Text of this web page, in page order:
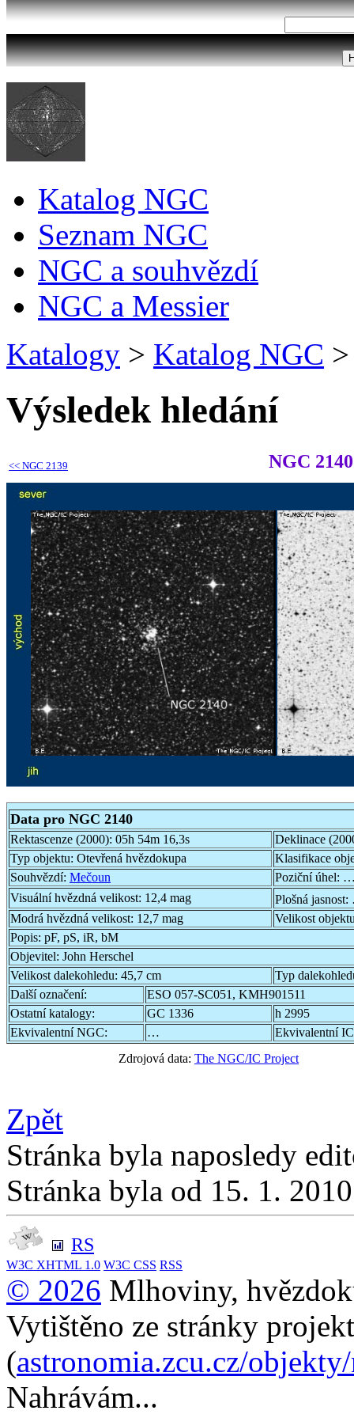
Katalog NGC
Seznam NGC
NGC a souhvězdí
NGC a Messier
Katalogy > Katalog NGC >
Výsledek hledání
<< NGC 2139 NGC 2140
Data pro NGC 2140
Rektascenze (2000): 05h 54m 16,3s
Deklinace
Typ objektu: Otevřená hvězdokupa
Klasifikace
Souhvězdí: Mečoun Poziční úhel: …
Visuální hvězdná velikost: 12,4 mag Plošná jasnost:
Modrá hvězdná velikost: 12,7 mag
Velikost
Popis: pF, pS, iR, bM
Objevitel: John Herschel
Velikost dalekohledu: 45,7 cm
Typ
Další označení:
ESO 057-SC051, KMH901511
Ostatní katalogy:
GC 1336
h 2995
Ekvivalentní NGC:
…
Ekvivalentní
Zdrojová data: The NGC/IC Project
Zpět
Stránka byla naposledy
Stránka byla od 15. 1.
RS
W3C XHTML 1.0 W3C CSS RSS
© 2026 Mlhoviny,
Vytištěno ze stránky
(astronomia.zcu.cz/
Nahrávám...